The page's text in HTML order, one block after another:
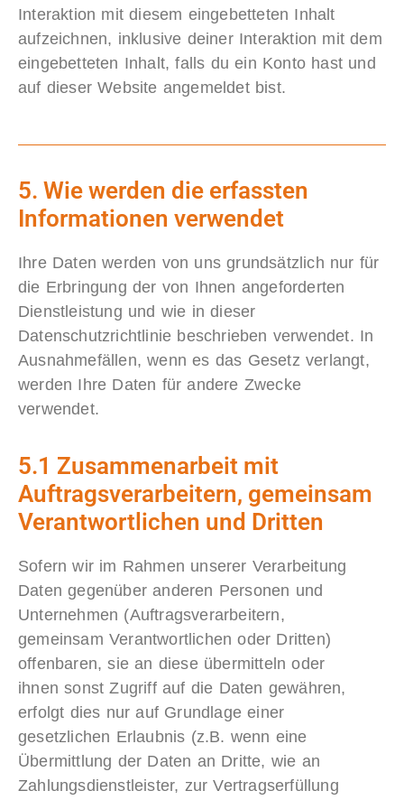
Interaktion mit diesem eingebetteten Inhalt
aufzeichnen, inklusive deiner Interaktion mit dem
eingebetteten Inhalt, falls du ein Konto hast und
auf dieser Website angemeldet bist.
5. Wie werden die erfassten
Informationen verwendet
Ihre Daten werden von uns grundsätzlich nur für
die Erbringung der von Ihnen angeforderten
Dienstleistung und wie in dieser
Datenschutzrichtlinie beschrieben verwendet. In
Ausnahmefällen, wenn es das Gesetz verlangt,
werden Ihre Daten für andere Zwecke
verwendet.
5.1 Zusammenarbeit mit
Auftragsverarbeitern, gemeinsam
Verantwortlichen und Dritten
Sofern wir im Rahmen unserer Verarbeitung
Daten gegenüber anderen Personen und
Unternehmen (Auftragsverarbeitern,
gemeinsam Verantwortlichen oder Dritten)
offenbaren, sie an diese übermitteln oder
ihnen sonst Zugriff auf die Daten gewähren,
erfolgt dies nur auf Grundlage einer
gesetzlichen Erlaubnis (z.B. wenn eine
Übermittlung der Daten an Dritte, wie an
Zahlungsdienstleister, zur Vertragserfüllung